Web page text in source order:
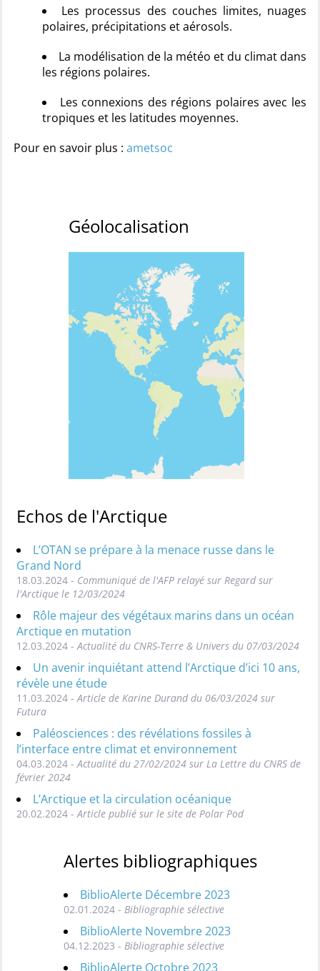
Les processus des couches limites, nuages
polaires, précipitations et aérosols.
La modélisation de la météo et du climat dans
les régions polaires.
Les connexions des régions polaires avec les
tropiques et les latitudes moyennes.
Pour en savoir plus : ametsoc
Géolocalisation
Echos de l'Arctique
L’OTAN se prépare à la menace russe dans le
Grand Nord
18.03.2024 - Communiqué de l'AFP relayé sur Regard sur
l'Arctique le 12/03/2024
Rôle majeur des végétaux marins dans un océan
Arctique en mutation
12.03.2024 - Actualité du CNRS-Terre & Univers du 07/03/2024
Un avenir inquiétant attend l’Arctique d’ici 10 ans,
révèle une étude
11.03.2024 - Article de Karine Durand du 06/03/2024 sur
Futura
Paléosciences : des révélations fossiles à
l’interface entre climat et environnement
04.03.2024 - Actualité du 27/02/2024 sur La Lettre du CNRS de
février 2024
L’Arctique et la circulation océanique
20.02.2024 - Article publié sur le site de Polar Pod
Alertes bibliographiques
BiblioAlerte Décembre 2023
02.01.2024 - Bibliographie sélective
BiblioAlerte Novembre 2023
04.12.2023 - Bibliographie sélective
BiblioAlerte Octobre 2023